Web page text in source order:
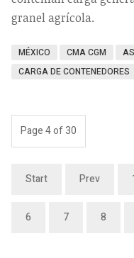
granel agrícola.
MÉXICO CMA CGM
CARGA DE CONTENEDORES
Page 4 of 30
Start Prev
6 7 8